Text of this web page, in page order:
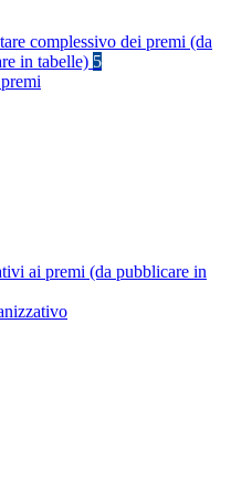
complessivo dei premi (da
in tabelle) 5
ai premi (da pubblicare in